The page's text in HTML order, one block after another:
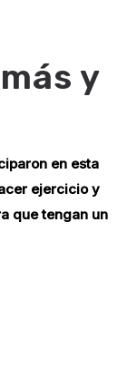
y
en esta
ejercicio y
que tengan un